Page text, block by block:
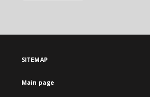
SITEMAP
Main page